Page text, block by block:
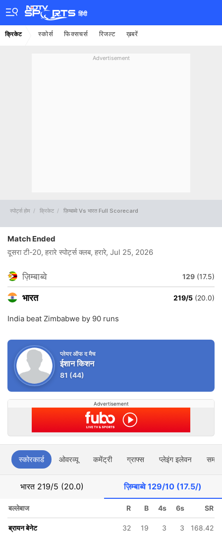
हिंदी
क्रिकेट स्कोर्स फिक्सचर्स रिजल्ट ख़बरें
Advertisement
स्पोर्ट्स होम क्रिकेट ज़िम्बाब्वे Vs भारत Full Scorecard
Match Ended
दूसरा टी-20, हरारे स्पोर्ट्स क्लब, हरारे, Jul 25, 2026
ज़िम्बाब्वे 129 (17.5)
भारत 219/5 (20.0)
India beat Zimbabwe by 90 runs
प्लेयर ऑफ द मैच
ईशान किशन
81 (44)
Advertisement
स्कोरकार्ड ओवरव्यू कमेंट्री ग्राफ्स प्लेइंग इलेवन
भारत 219/5 (20.0) ज़िम्बाब्वे129/10 (17.5/)
बल्लेबाज R B 4s 6s SR
ब्रायन बेनेट 32 19 3 3
168.42